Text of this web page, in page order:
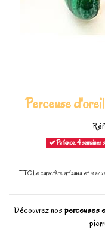
Perceuse
Patience, 4 semaines
TTCLe caractère artisanal et
Découvrez nos perceuses